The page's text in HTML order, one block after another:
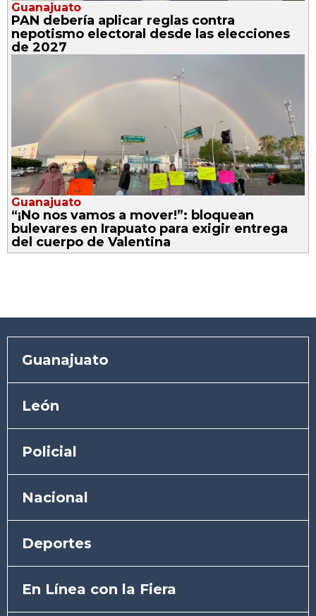
Guanajuato
PAN debería aplicar reglas contra
nepotismo electoral desde las elecciones
de 2027
Guanajuato
“¡No nos vamos a mover!”: bloquean
bulevares en Irapuato para exigir entrega
del cuerpo de Valentina
Guanajuato
León
Policial
Nacional
Deportes
En Línea con la Fiera